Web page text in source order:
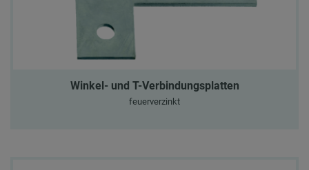
Winkel- und T-Verbindungsplatten
feuerverzinkt